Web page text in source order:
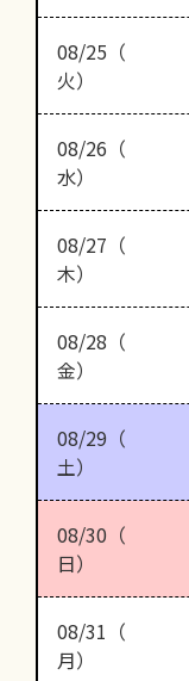
08/25（
火）
08/26（
水）
08/27（
木）
08/28（
金）
08/29（
土）
08/30（
日）
08/31（
月）